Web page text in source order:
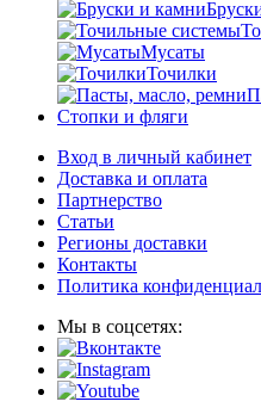
Мусаты
Точилки
Стопки и фляги
Вход в личный кабинет
Доставка и оплата
Партнерство
Статьи
Регионы доставки
Контакты
Политика
Мы в соцсетях: